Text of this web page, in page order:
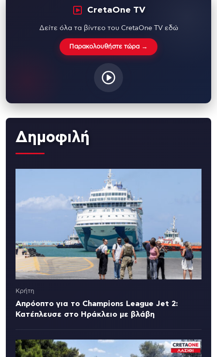
CretaOne TV
Δείτε όλα τα βίντεο του CretaOne TV εδώ
Παρακολουθήστε τώρα →
Δημοφιλή
Κρήτη
Απρόοπτο για το Champions League Jet 2:
Κατέπλευσε στο Ηράκλειο με βλάβη